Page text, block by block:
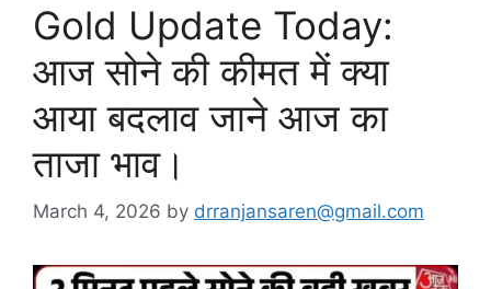
Gold Update Today:
आज सोने की कीमत में क्या
आया बदलाव जाने आज का
ताजा भाव।
March 4, 2026 by drranjansaren@gmail.com